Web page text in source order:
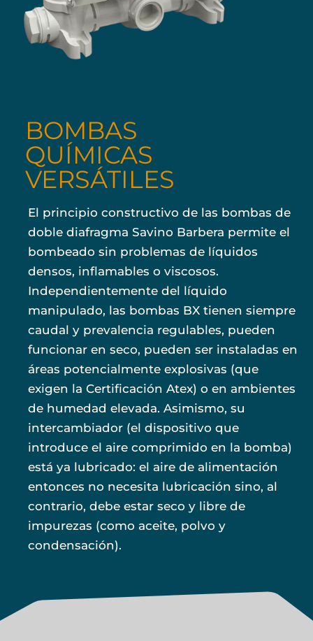
BOMBAS
QUÍMICAS
VERSÁTILES
El principio constructivo de las bombas de
doble diafragma Savino Barbera permite el
bombeado sin problemas de líquidos
densos, inflamables o viscosos.
Independientemente del líquido
manipulado, las bombas BX tienen siempre
caudal y prevalencia regulables, pueden
funcionar en seco, pueden ser instaladas en
áreas potencialmente explosivas (que
exigen la Certificación Atex) o en ambientes
de humedad elevada. Asimismo, su
intercambiador (el dispositivo que
introduce el aire comprimido en la bomba)
está ya lubricado: el aire de alimentación
entonces no necesita lubricación sino, al
contrario, debe estar seco y libre de
impurezas (como aceite, polvo y
condensación).